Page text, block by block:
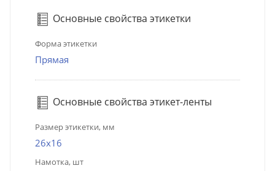
Основные свойства этикетки
Форма этикетки
Прямая
Основные свойства этикет-ленты
Размер этикетки, мм
26х16
Намотка, шт